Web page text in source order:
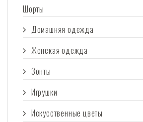
Шорты
Домашняя одежда
Женская одежда
Зонты
Игрушки
Искусственные цветы